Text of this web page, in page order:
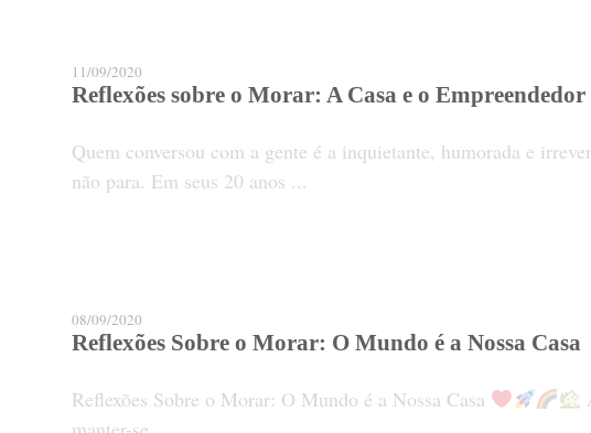
11/09/2020
Reflexões sobre o Morar: A Casa e o Empreendedor
Quem conversou com a gente é a inquietante, humorada e
não para. Em seus 20 anos ...
08/09/2020
Reflexões Sobre o Morar: O Mundo é a Nossa Casa
Reflexões Sobre o Morar: O Mundo é a Nossa Casa